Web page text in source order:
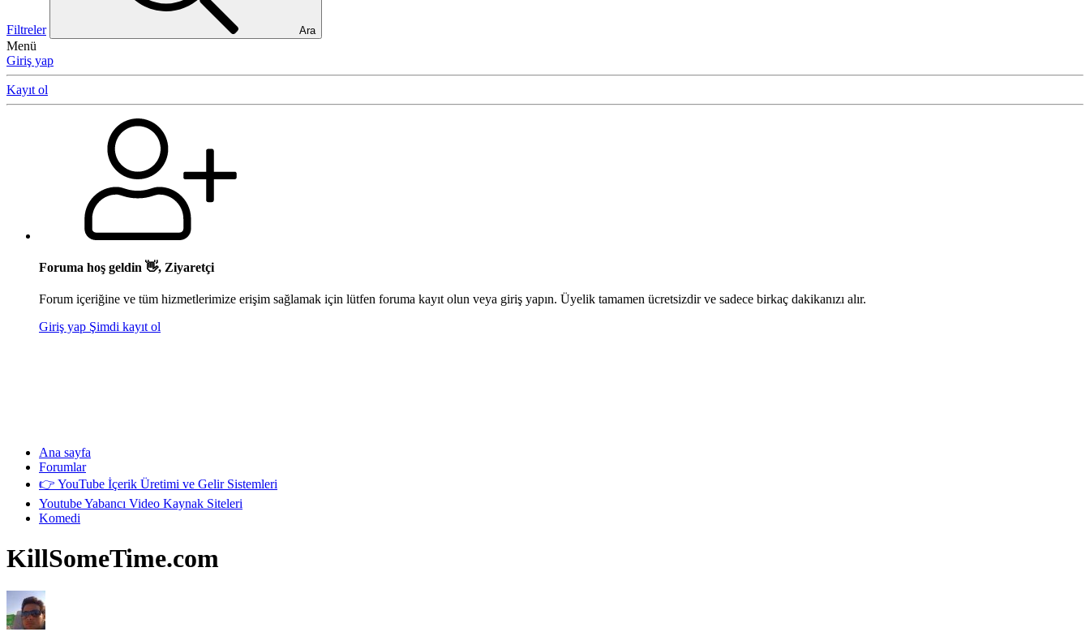
Filtreler Ara
Menü
Giriş yap
Kayıt ol
Foruma hoş geldin 👋, Ziyaretçi
Forum içeriğine ve tüm hizmetlerimize erişim sağlamak için lütfen foruma kayıt olun veya giriş yapın. Üyelik tamamen ücretsizdir ve sadece birkaç dakikanızı alır.
Giriş yap Şimdi kayıt ol
Ana sayfa
Forumlar
👉 YouTube İçerik Üretimi ve Gelir Sistemleri
Youtube Yabancı Video Kaynak Siteleri
Komedi
KillSomeTime.com